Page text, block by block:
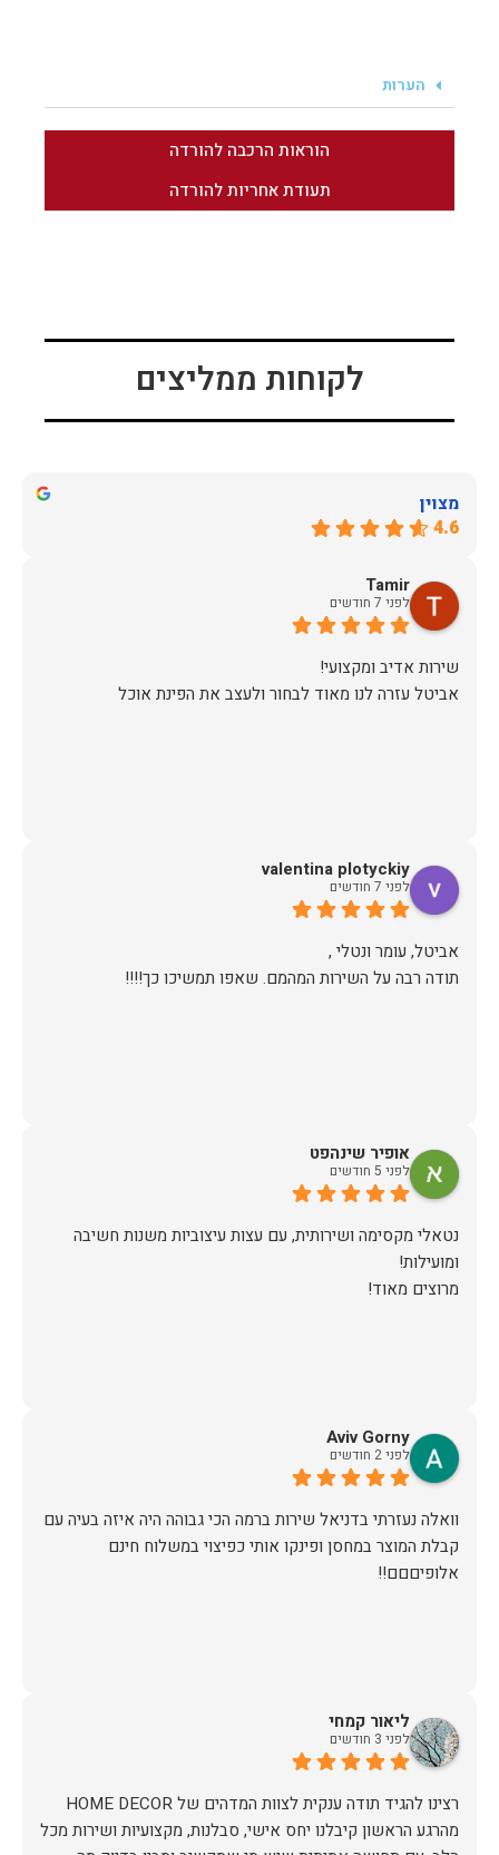
הערות
הוראות הרכבה להורדה
תעודת אחריות להורדה
לקוחות ממליצים
מצוין
4.6
Tamir
לפני 7 חודשים
אביטל עזרה לנו מאוד לבחור ולעצב את הפינת אוכל
valentina plotyckiy
לפני 7 חודשים
תודה רבה על השירות המהמם. שאפו תמשיכו כך!!!!
אופיר שינהפט
לפני 5 חודשים
נטאלי מקסימה ושירותית, עם עצות עיצוביות משנות חשיבה
מרוצים מאוד!
Aviv Gorny
לפני 2 חודשים
וואלה נעזרתי בדניאל שירות ברמה הכי גבוהה היה איזה בעיה עם
קבלת המוצר במחסן ופינקו אותי כפיצוי במשלוח חינם
אלופיםםם!!
ליאור קמחי
לפני 3 חודשים
מהרגע הראשון קיבלנו יחס אישי, סבלנות, מקצועיות ושירות מכל